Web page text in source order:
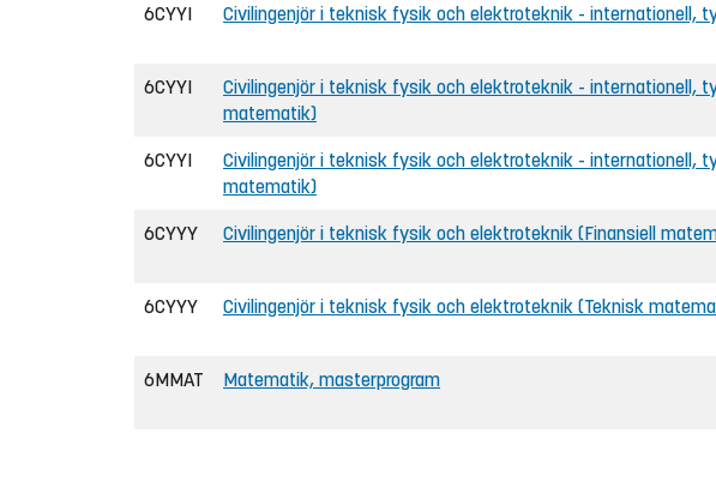
6CYYI Civilingenjör i teknisk fysik och elektroteknik - internationell,
6CYYI
Civilingenjör i teknisk fysik och elektroteknik - internationell,
matematik)
6CYYI
Civilingenjör i teknisk fysik och elektroteknik - internationell,
matematik)
6CYYY Civilingenjör i teknisk fysik och elektroteknik (Finansiell
6CYYY Civilingenjör i teknisk fysik och elektroteknik (Teknisk
6MMAT Matematik, masterprogram